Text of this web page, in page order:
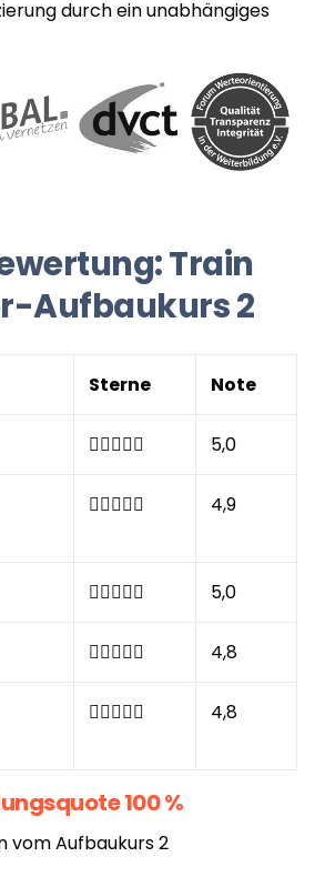
durch ein unabhängiges
Train
Aufbaukurs 2
Sterne Note
5,0
4,9
5,0
4,8
4,8
100 %
vom Aufbaukurs 2